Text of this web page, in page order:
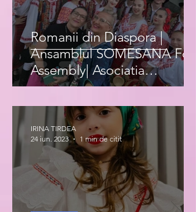
Romanii din Diaspora |
Ansamblul SOMESANA Folk
Assembly| Asociatia
Romanilor IRIS Italia|
IRINA TIRDEA
24 iun. 2023
1 min de citit